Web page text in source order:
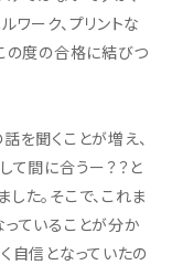
ワーク、プリントな
の度の合格に結びつ
を聞くことが増え、
て間に合うー？？と
た。そこで、これま
ていることが分か
自信となっていたの